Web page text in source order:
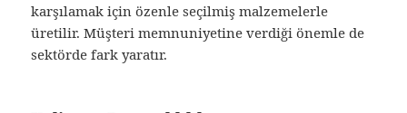
karşılamak için özenle seçilmiş malzemelerle
üretilir. Müşteri memnuniyetine verdiği önemle de
sektörde fark yaratır.